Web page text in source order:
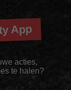
App
acties,
te halen?